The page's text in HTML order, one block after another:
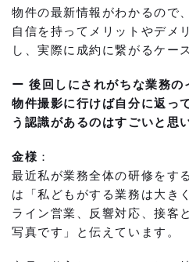
物件の最新情報がわかるので
自信を持ってメリットやデメ
し、実際に成約に繋がるケー
ー 後回しにされがちな業務の
物件撮影に行けば自分に返っ
う認識があるのはすごいと思
金様 ：
最近私が業務全体の研修をす
は「私どもがする業務は大き
ライン営業、反響対応、接客
写真です」と伝えています。